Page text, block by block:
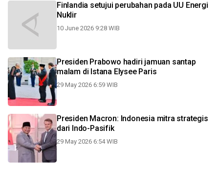
Finlandia setujui perubahan pada UU Energi
Nuklir
10 June 2026 9:28 WIB
Presiden Prabowo hadiri jamuan santap
malam di Istana Elysee Paris
29 May 2026 6:59 WIB
Presiden Macron: Indonesia mitra strategis
dari Indo-Pasifik
29 May 2026 6:54 WIB